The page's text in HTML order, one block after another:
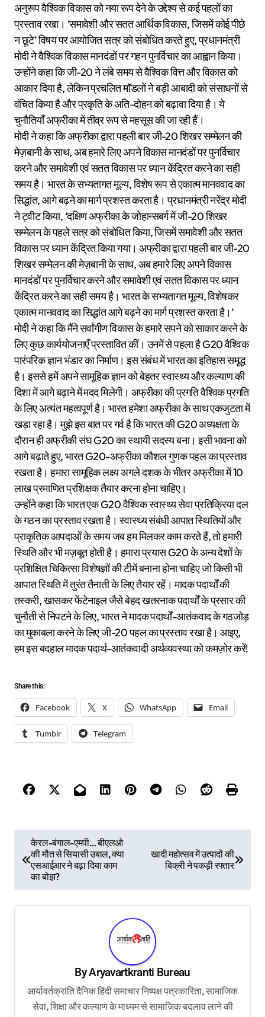
अनुरूप वैश्विक विकास को नया रूप देने के उद्देश्य से कई पहलों का
प्रस्ताव रखा। ‘समावेशी और सतत आर्थिक विकास, जिसमें कोई पीछे
न छूटे’ विषय पर आयोजित सत्र को संबोधित करते हुए, प्रधानमंत्री
मोदी ने वैश्विक विकास मानदंडों पर गहन पुनर्विचार का आह्वान किया।
उन्होंने कहा कि जी-20 ने लंबे समय से वैश्विक वित्त और विकास को
आकार दिया है, लेकिन प्रचलित मॉडलों ने बड़ी आबादी को संसाधनों से
वंचित किया है और प्रकृति के अति-दोहन को बढ़ावा दिया है। ये
चुनौतियाँ अफ्रीका में तीव्र रूप से महसूस की जा रही हैं।
मोदी ने कहा कि अफ्रीका द्वारा पहली बार जी-20 शिखर सम्मेलन की
मेज़बानी के साथ, अब हमारे लिए अपने विकास मानदंडों पर पुनर्विचार
करने और समावेशी एवं सतत विकास पर ध्यान केंद्रित करने का सही
समय है। भारत के सभ्यतागत मूल्य, विशेष रूप से एकात्म मानववाद का
सिद्धांत, आगे बढ़ने का मार्ग प्रशस्त करता है। प्रधानमंत्री नरेंद्र मोदी
ने ट्वीट किया, ‘दक्षिण अफ्रीका के जोहान्सबर्ग में जी-20 शिखर
सम्मेलन के पहले सत्र को संबोधित किया, जिसमें समावेशी और सतत
विकास पर ध्यान केंद्रित किया गया। अफ्रीका द्वारा पहली बार जी-20
शिखर सम्मेलन की मेज़बानी के साथ, अब हमारे लिए अपने विकास
मानदंडों पर पुनर्विचार करने और समावेशी एवं सतत विकास पर ध्यान
केंद्रित करने का सही समय है। भारत के सभ्यतागत मूल्य, विशेषकर
एकात्म मानववाद का सिद्धांत आगे बढ़ने का मार्ग प्रशस्त करता है।’
मोदी ने कहा कि मैंने सर्वांगीण विकास के हमारे सपने को साकार करने के
लिए कुछ कार्ययोजनाएँ प्रस्तावित कीं। उनमें से पहला है G20 वैश्विक
पारंपरिक ज्ञान भंडार का निर्माण। इस संबंध में भारत का इतिहास समृद्ध
है। इससे हमें अपने सामूहिक ज्ञान को बेहतर स्वास्थ्य और कल्याण की
दिशा में आगे बढ़ाने में मदद मिलेगी। अफ्रीका की प्रगति वैश्विक प्रगति
के लिए अत्यंत महत्वपूर्ण है। भारत हमेशा अफ्रीका के साथ एकजुटता में
खड़ा रहा है। मुझे इस बात पर गर्व है कि भारत की G20 अध्यक्षता के
दौरान ही अफ्रीकी संघ G20 का स्थायी सदस्य बना। इसी भावना को
आगे बढ़ाते हुए, भारत G20-अफ्रीका कौशल गुणक पहल का प्रस्ताव
रखता है। हमारा सामूहिक लक्ष्य अगले दशक के भीतर अफ्रीका में 10
लाख प्रमाणित प्रशिक्षक तैयार करना होना चाहिए।
उन्होंने कहा कि भारत एक G20 वैश्विक स्वास्थ्य सेवा प्रतिक्रिया दल
के गठन का प्रस्ताव रखता है। स्वास्थ्य संबंधी आपात स्थितियों और
प्राकृतिक आपदाओं के समय जब हम मिलकर काम करते हैं, तो हमारी
स्थिति और भी मज़बूत होती है। हमारा प्रयास G20 के अन्य देशों के
प्रशिक्षित चिकित्सा विशेषज्ञों की टीमें बनाना होना चाहिए जो किसी भी
आपात स्थिति में तुरंत तैनाती के लिए तैयार रहें। मादक पदार्थों की
तस्करी, खासकर फेंटेनाइल जैसे बेहद खतरनाक पदार्थों के प्रसार की
चुनौती से निपटने के लिए, भारत ने मादक पदार्थों-आतंकवाद के गठजोड़
का मुकाबला करने के लिए जी-20 पहल का प्रस्ताव रखा है। आइए,
हम इस बदहाल मादक पदार्थ-आतंकवादी अर्थव्यवस्था को कमज़ोर करें!
Share this:
Facebook X WhatsApp Email
Tumblr Telegram
केरल-बंगाल-एमपी… बीएलओ
की मौत से सियासी उबाल, क्या
एसआईआर ने बढ़ा दिया काम
का बोझ?
खादी महोत्सव में उत्पादों की
बिक्री ने पकड़ी रफ्तार
ByAryavartkranti Bureau
आर्यावर्तक्रांति दैनिक हिंदी समाचार निष्पक्ष पत्रकारिता, सामाजिक
सेवा, शिक्षा और कल्याण के माध्यम से सामाजिक बदलाव लाने की